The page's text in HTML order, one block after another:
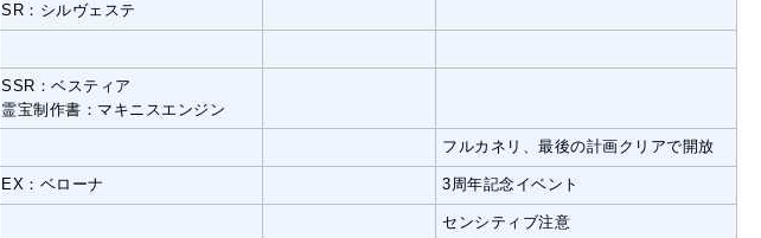
SR：シルヴェステ
SSR：ベスティア
霊宝制作書：マキニスエンジン
フルカネリ、最後の計画クリアで開放
EX：ベローナ 3周年記念イベント
センシティブ注意